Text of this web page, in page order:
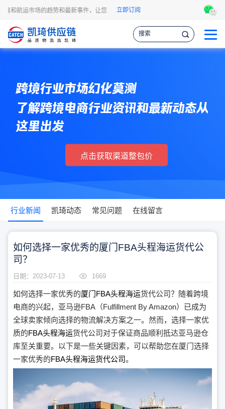
航运市场的趋势和最新事件，让您掌握各种情报，作出更明智的供应链决策。
立即订阅
跨境行业市场幻化莫测
了解跨境电商行业资讯和最新动态从
这里出发
点击获取渠道整包价
行业新闻 凯琦动态 常见问题 在线留言
如何选择一家优秀的厦门FBA头程海运货代公
司？
日期：2023-07-13 1669
如何选择一家优秀的厦门FBA头程海运货代公司？随着跨境
电商的兴起，亚马逊FBA（Fulfillment By Amazon）已成为
全球卖家倾向选择的物流解决方案之一。然而，选择一家优
质的FBA头程海运货代公司对于保证商品顺利抵达亚马逊仓
库至关重要。以下是一些关键因素，可以帮助您在厦门选择
一家优秀的FBA头程海运货代公司。